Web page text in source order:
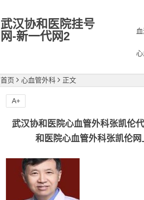
武汉协和医院挂号
网-新一代网2
首页 心血管外科 正文
武汉协和医院心血管外科张凯伦
和医院心血管外科张凯伦
A+